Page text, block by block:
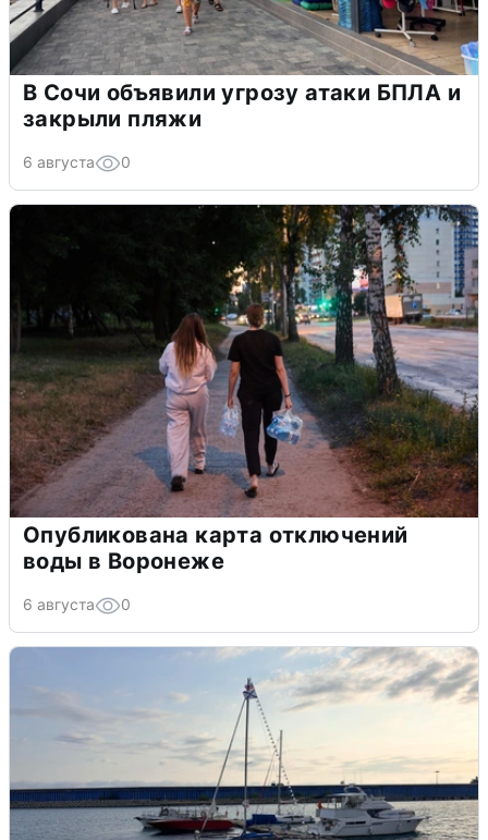
В Сочи объявили угрозу атаки БПЛА и
закрыли пляжи
6 августа 0
Опубликована карта отключений
воды в Воронеже
6 августа 0